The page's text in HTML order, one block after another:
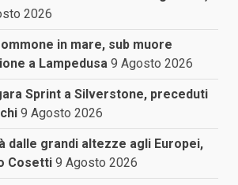
2026
in mare, sub muore
a Lampedusa 9 Agosto 2026
Sprint a Silverstone, preceduti
9 Agosto 2026
dalle grandi altezze agli Europei,
Cosetti 9 Agosto 2026